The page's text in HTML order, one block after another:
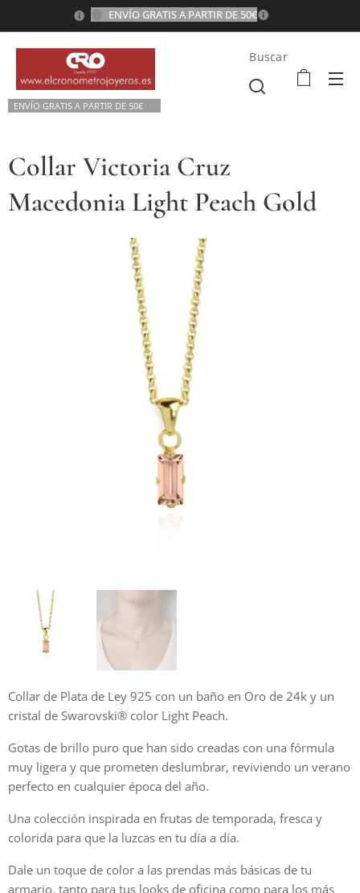
ENVÍO GRATIS A PARTIR DE 50€
ENVÍO GRATIS A PARTIR DE 50€💫
Buscar
Collar Victoria Cruz
Macedonia Light Peach Gold
Collar de Plata de Ley 925 con un baño en Oro de 24k y un
cristal de Swarovski® color Light Peach.
Gotas de brillo puro que han sido creadas con una fórmula
muy ligera y que prometen deslumbrar, reviviendo un verano
perfecto en cualquier época del año.
Una colección inspirada en frutas de temporada, fresca y
colorida para que la luzcas en tu día a día.
Dale un toque de color a las prendas más básicas de tu
armario, tanto para tus looks de oficina como para los más